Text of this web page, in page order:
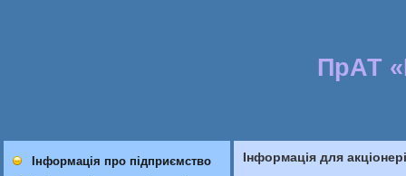
ПрАТ
Інформація про підприємство
Інформація для